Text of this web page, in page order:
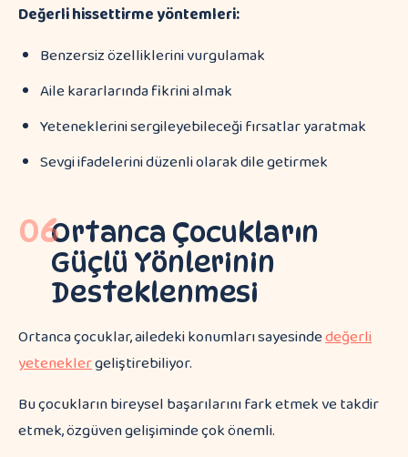
Değerli hissettirme yöntemleri:
Benzersiz özelliklerini vurgulamak
Aile kararlarında fikrini almak
Yeteneklerini sergileyebileceği fırsatlar yaratmak
Sevgi ifadelerini düzenli olarak dile getirmek
06Ortanca Çocukların
Güçlü Yönlerinin
Desteklenmesi
Ortanca çocuklar, ailedeki konumları sayesindedeğerli
yeteneklergeliştirebiliyor.
Bu çocukların bireysel başarılarını fark etmek ve takdir
etmek, özgüven gelişiminde çok önemli.